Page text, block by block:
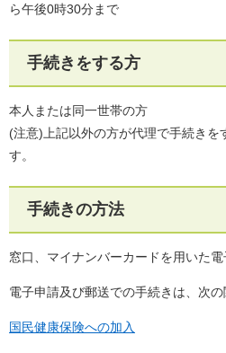
ら午後0時30分まで
手続きをする方
本人または同一世帯の方
(注意)上記以外の方が代理で手続きを
す。
手続きの方法
窓口、マイナンバーカードを用いた
電子申請及び郵送での手続きは、次の
国民健康保険への加入